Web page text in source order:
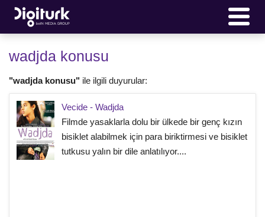
wadjda konusu
"wadjda konusu" ile ilgili duyurular:
Vecide - Wadjda
Filmde yasaklarla dolu bir ülkede bir genç kızın
bisiklet alabilmek için para biriktirmesi ve bisiklet
tutkusu yalın bir dile anlatılıyor....